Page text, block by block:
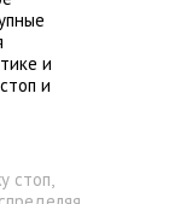
и
и
стоп,